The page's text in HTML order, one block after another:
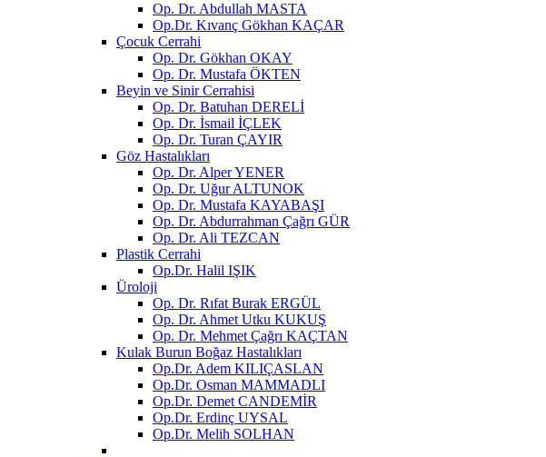
Op. Dr. Abdullah MASTA
Op.Dr. Kıvanç Gökhan KAÇAR
Çocuk Cerrahi
Op. Dr. Gökhan OKAY
Op. Dr. Mustafa ÖKTEN
Beyin ve Sinir Cerrahisi
Op. Dr. Batuhan DERELİ
Op. Dr. İsmail İÇLEK
Op. Dr. Turan ÇAYIR
Göz Hastalıkları
Op. Dr. Alper YENER
Op. Dr. Uğur ALTUNOK
Op. Dr. Mustafa KAYABAŞI
Op. Dr. Abdurrahman Çağrı GÜR
Op. Dr. Ali TEZCAN
Plastik Cerrahi
Op.Dr. Halil IŞIK
Üroloji
Op. Dr. Rıfat Burak ERGÜL
Op. Dr. Ahmet Utku KUKUŞ
Op. Dr. Mehmet Çağrı KAÇTAN
Kulak Burun Boğaz Hastalıkları
Op.Dr. Adem KILIÇASLAN
Op.Dr. Osman MAMMADLI
Op.Dr. Demet CANDEMİR
Op.Dr. Erdinç UYSAL
Op.Dr. Melih SOLHAN